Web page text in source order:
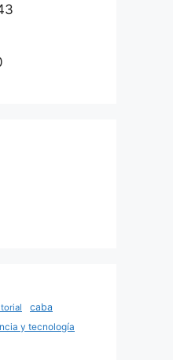
caba
y tecnología